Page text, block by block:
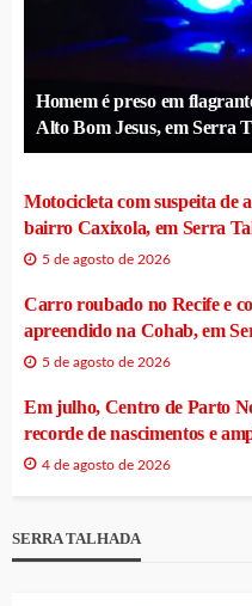
Homem é preso em
Alto Bom Jesus, em Serra
Motocicleta com suspeita de
bairro Caxixola, em Serra
5 de agosto de 2026
Carro roubado no Recife e
apreendido na Cohab, em
5 de agosto de 2026
Em julho, Centro de Parto
recorde de nascimentos e
4 de agosto de 2026
SERRA TALHADA